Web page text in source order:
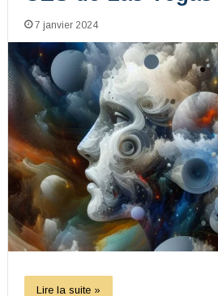
7 janvier 2024
Lire la suite »